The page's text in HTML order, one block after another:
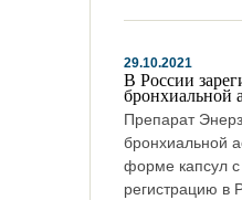
29.10.2021
В России
бронхиальной
Препарат
бронхиальной
форме капсул
регистрацию в